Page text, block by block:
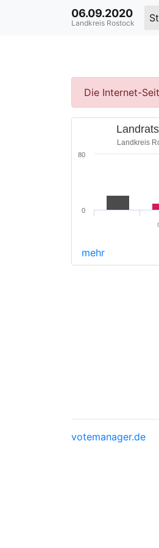
06.09.2020
Landkreis Rostock
Die Internet-
Landkreis
0
80
mehr
votemanager.de